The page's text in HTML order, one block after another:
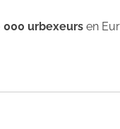
000 urbexeurs en